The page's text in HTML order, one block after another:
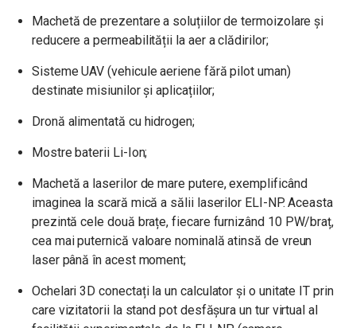
Machetă de prezentare a soluțiilor de termoizolare și
reducere a permeabilității la aer a clădirilor;
Sisteme UAV (vehicule aeriene fără pilot uman)
destinate misiunilor și aplicațiilor;
Dronă alimentată cu hidrogen;
Mostre baterii Li-Ion;
Machetă a laserilor de mare putere, exemplificând
imaginea la scară mică a sălii laserilor ELI-NP. Aceasta
prezintă cele două brațe, fiecare furnizând 10 PW/braț,
cea mai puternică valoare nominală atinsă de vreun
laser până în acest moment;
Ochelari 3D conectați la un calculator și o unitate IT prin
care vizitatorii la stand pot desfășura un tur virtual al